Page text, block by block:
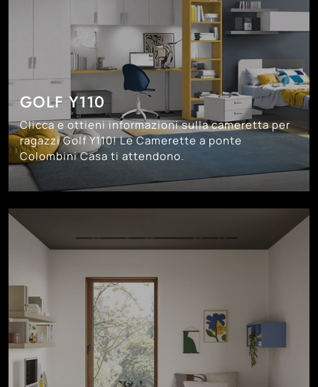
GOLF Y110
Clicca e ottieni informazioni sulla cameretta per
ragazzi Golf Y110! Le Camerette a ponte
Colombini Casa ti attendono.